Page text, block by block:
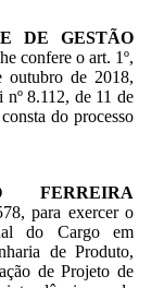
DE GESTÃO
confere o art. 1º,
outubro de 2018,
8.112, de 11 de
do processo
FERREIRA
, para exercer o
do Cargo em
de Produto,
de Projeto de